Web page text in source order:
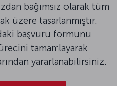
bağımsız olarak tüm
üzere tasarlanmıştır.
başvuru formunu
tamamlayarak
yararlanabilirsiniz.